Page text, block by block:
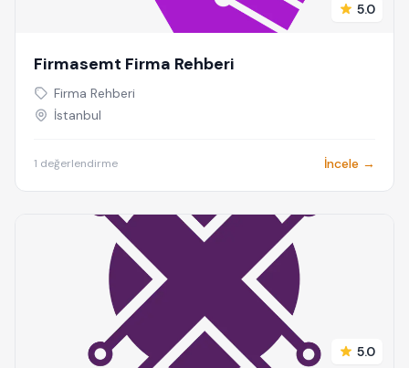
5.0
Firmasemt Firma Rehberi
Firma Rehberi
İstanbul
1 değerlendirme İncele →
5.0